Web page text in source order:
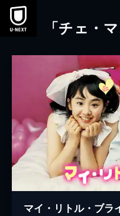
本文へスキップ
「チェ・
マイ・リトル・ブラ